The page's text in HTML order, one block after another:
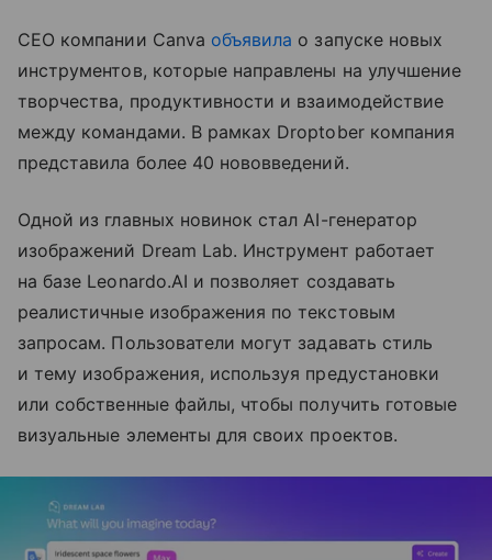
CEO компании Canva объявила о запуске новых
инструментов, которые направлены на улучшение
творчества, продуктивности и взаимодействие
между командами. В рамках Droptober компания
представила более 40 нововведений.
Одной из главных новинок стал AI-генератор
изображений Dream Lab. Инструмент работает
на базе Leonardo.AI и позволяет создавать
реалистичные изображения по текстовым
запросам. Пользователи могут задавать стиль
и тему изображения, используя предустановки
или собственные файлы, чтобы получить готовые
визуальные элементы для своих проектов.